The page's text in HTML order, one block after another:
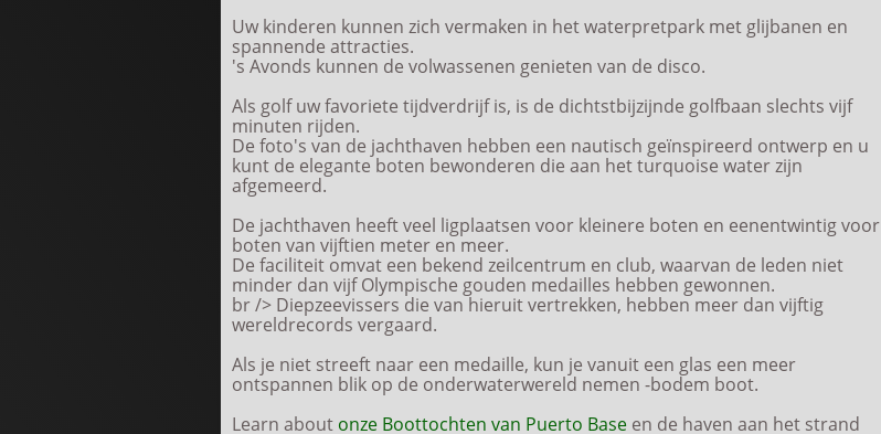
Uw kinderen kunnen zich vermaken in het waterpretpark met glijbanen en
spannende attracties.
's Avonds kunnen de volwassenen genieten van de disco.
Als golf uw favoriete tijdverdrijf is, is de dichtstbijzijnde golfbaan slechts vijf
minuten rijden.
De foto's van de jachthaven hebben een nautisch geïnspireerd ontwerp en u
kunt de elegante boten bewonderen die aan het turquoise water zijn
afgemeerd.
De jachthaven heeft veel ligplaatsen voor kleinere boten en eenentwintig voor
boten van vijftien meter en meer.
De faciliteit omvat een bekend zeilcentrum en club, waarvan de leden niet
minder dan vijf Olympische gouden medailles hebben gewonnen.
br /> Diepzeevissers die van hieruit vertrekken, hebben meer dan vijftig
wereldrecords vergaard.
Als je niet streeft naar een medaille, kun je vanuit een glas een meer
ontspannen blik op de onderwaterwereld nemen -bodem boot.
Learn about onze Boottochten van Puerto Baseen de haven aan het strand